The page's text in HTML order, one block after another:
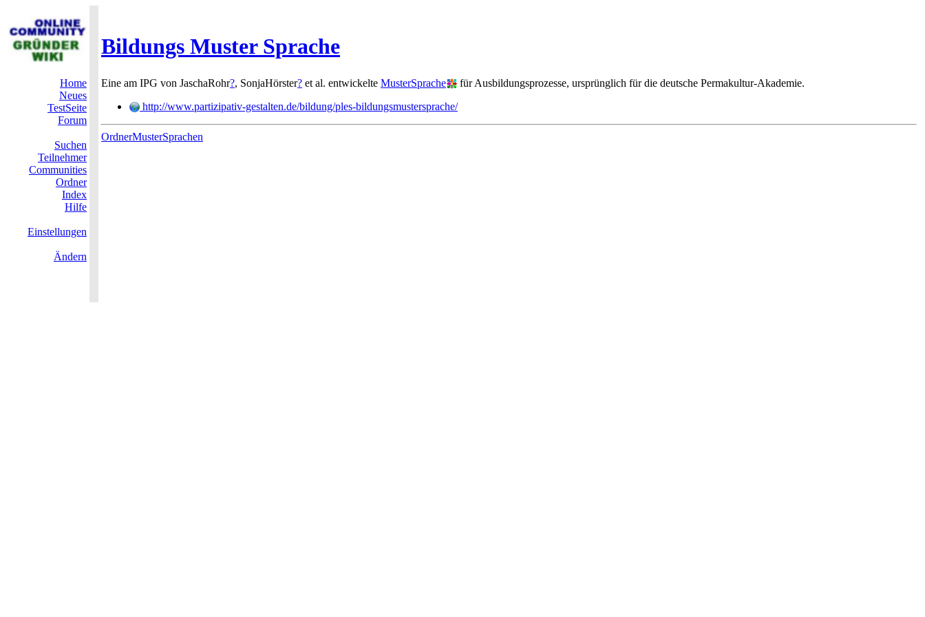
Bildungs Muster Sprache
Home
Neues
TestSeite
Forum
Suchen
Teilnehmer
Communities
Ordner
Index
Hilfe
Einstellungen
Ändern
Eine am IPG von JaschaRohr?, SonjaHörster? et al. entwickelte MusterSprache
für Ausbildungsprozesse, ursprünglich für die deutsche Permakultur-Akademie.
http://www.partizipativ-gestalten.de/bildung/ples-bildungsmustersprache/
OrdnerMusterSprachen